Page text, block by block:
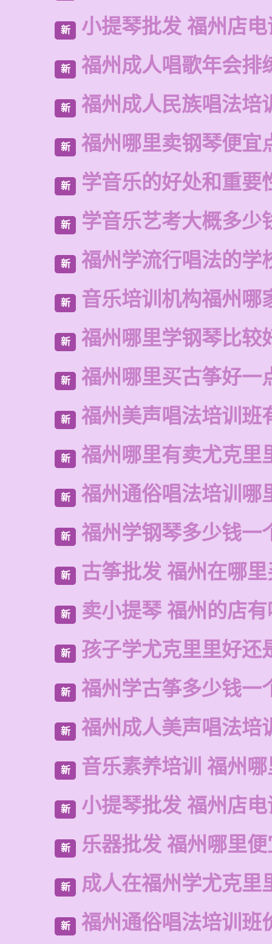
新 小提琴批发 福州店电
新 福州成人唱歌年会排
新 福州成人民族唱法培
新 福州哪里卖钢琴便宜
新 学音乐的好处和重要
新 学音乐艺考大概多少
新 福州学流行唱法的学
新 音乐培训机构福州哪
新 福州哪里学钢琴比较
新 福州哪里买古筝好一
新 福州美声唱法培训班
新 福州哪里有卖尤克里
新 福州通俗唱法培训哪
新 福州学钢琴多少钱一
新 古筝批发 福州在哪
新 卖小提琴 福州的店
新 孩子学尤克里里好还
新 福州学古筝多少钱一
新 福州成人美声唱法培
新 音乐素养培训 福州
新 小提琴批发 福州店
新 乐器批发 福州哪里
新 成人在福州学尤克里
新 福州通俗唱法培训班